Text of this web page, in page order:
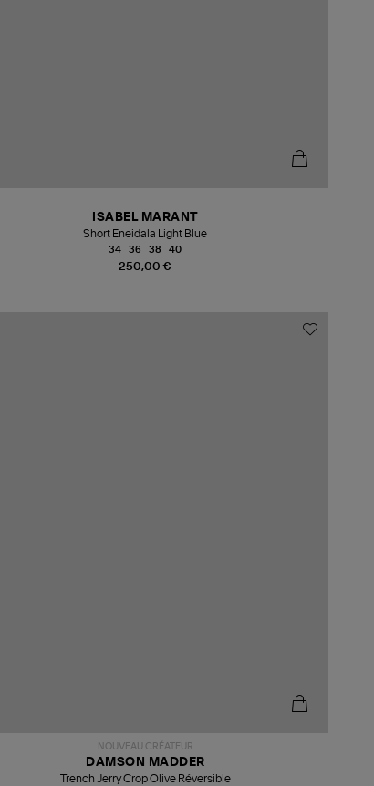
250,00 €
ISABEL MARANT
Short Eneidala Light Blue
34 36 38 40
NOUVEAU CRÉATEUR
DAMSON MADDER
Trench Jerry Crop Olive Réversible